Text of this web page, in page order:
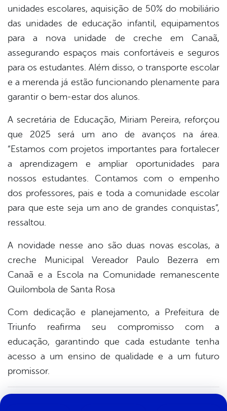
unidades escolares, aquisição de 50% do mobiliário
das unidades de educação infantil, equipamentos
para a nova unidade de creche em Canaã,
assegurando espaços mais confortáveis e seguros
para os estudantes. Além disso, o transporte escolar
e a merenda já estão funcionando plenamente para
garantir o bem-estar dos alunos.
A secretária de Educação, Miriam Pereira, reforçou
que 2025 será um ano de avanços na área.
“Estamos com projetos importantes para fortalecer
a aprendizagem e ampliar oportunidades para
nossos estudantes. Contamos com o empenho
dos professores, pais e toda a comunidade escolar
para que este seja um ano de grandes conquistas”,
ressaltou.
A novidade nesse ano são duas novas escolas, a
creche Municipal Vereador Paulo Bezerra em
Canaã e a Escola na Comunidade remanescente
Quilombola de Santa Rosa
Com dedicação e planejamento, a Prefeitura de
Triunfo reafirma seu compromisso com a
educação, garantindo que cada estudante tenha
acesso a um ensino de qualidade e a um futuro
promissor.